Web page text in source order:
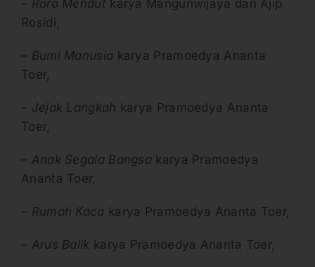
– Roro Mendut karya Mangunwijaya dan Ajip
Rosidi,
– Bumi Manusia karya Pramoedya Ananta
Toer,
– Jejak Langkah karya Pramoedya Ananta
Toer,
– Anak Segala Bangsa karya Pramoedya
Ananta Toer,
– Rumah Kaca karya Pramoedya Ananta Toer,
– Arus Balik karya Pramoedya Ananta Toer,